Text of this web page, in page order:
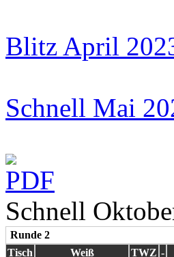
Blitz April
Schnell Mai
Schnell
Runde 2
Tisch
Weiß TWZ -